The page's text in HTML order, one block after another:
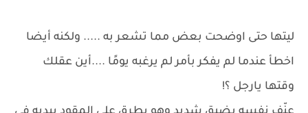
ليتها حتى اوضحت بعض مما تشعر به ..... ولكنه أيضا
اخطأ عندما لم يفكر بأمر لم يرغبه يومًا ....أين عقلك
وقتها يارجل ؟!